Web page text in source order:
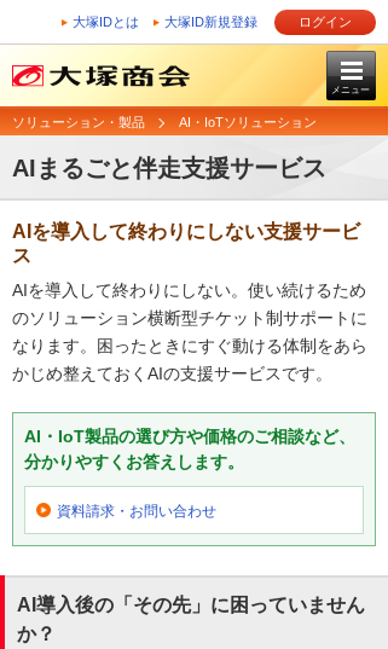
大塚IDとは 大塚ID新規登録 ログイン
メニュー
ソリューション・製品 AI・IoTソリューション
AIまるごと伴走支援サービス
AIを導入して終わりにしない支援サービ
ス
AIを導入して終わりにしない。使い続けるため
のソリューション横断型チケット制サポートに
なります。困ったときにすぐ動ける体制をあら
かじめ整えておくAIの支援サービスです。
AI・IoT製品の選び方や価格のご相談など、
分かりやすくお答えします。
資料請求・お問い合わせ
AI導入後の「その先」に困っていません
か？